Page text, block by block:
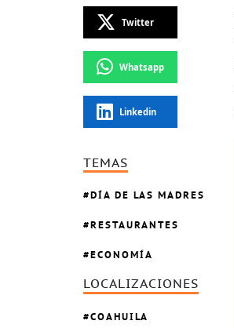
Twitter
Whatsapp
Linkedin
TEMAS
DÍA DE LAS MADRES
RESTAURANTES
ECONOMÍA
LOCALIZACIONES
COAHUILA